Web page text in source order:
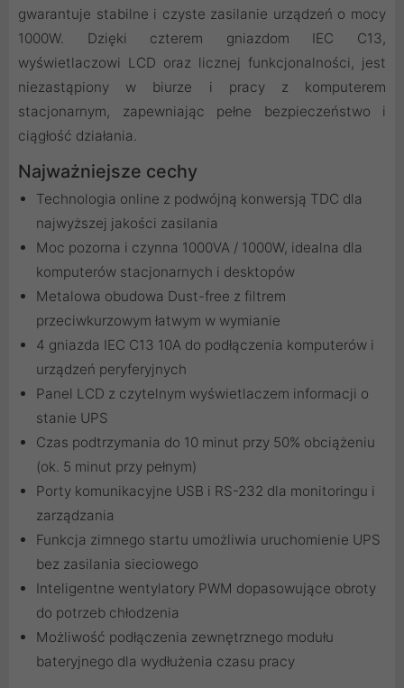
gwarantuje stabilne i czyste zasilanie urządzeń o mocy
1000W. Dzięki czterem gniazdom IEC C13,
wyświetlaczowi LCD oraz licznej funkcjonalności, jest
niezastąpiony w biurze i pracy z komputerem
stacjonarnym, zapewniając pełne bezpieczeństwo i
ciągłość działania.
Najważniejsze cechy
Technologia online z podwójną konwersją TDC dla
najwyższej jakości zasilania
Moc pozorna i czynna 1000VA / 1000W, idealna dla
komputerów stacjonarnych i desktopów
Metalowa obudowa Dust-free z filtrem
przeciwkurzowym łatwym w wymianie
4 gniazda IEC C13 10A do podłączenia komputerów i
urządzeń peryferyjnych
Panel LCD z czytelnym wyświetlaczem informacji o
stanie UPS
Czas podtrzymania do 10 minut przy 50% obciążeniu
(ok. 5 minut przy pełnym)
Porty komunikacyjne USB i RS-232 dla monitoringu i
zarządzania
Funkcja zimnego startu umożliwia uruchomienie UPS
bez zasilania sieciowego
Inteligentne wentylatory PWM dopasowujące obroty
do potrzeb chłodzenia
Możliwość podłączenia zewnętrznego modułu
bateryjnego dla wydłużenia czasu pracy